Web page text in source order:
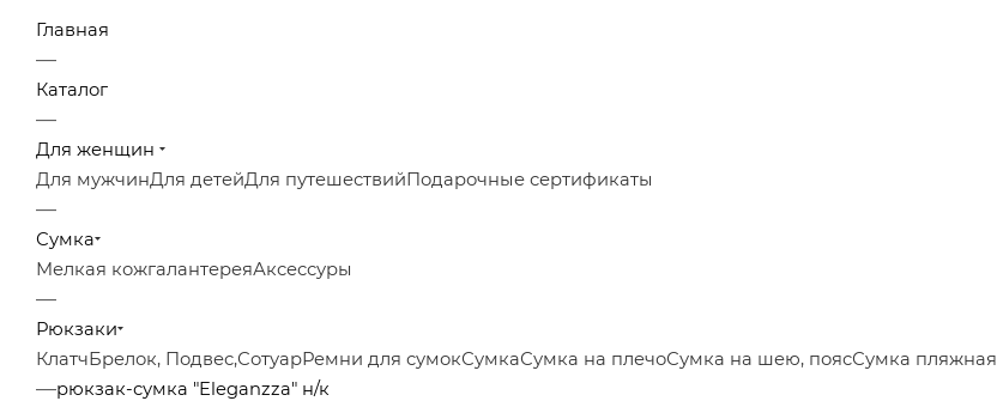
Главная
—
Каталог
—
Для женщин
Для мужчинДля детейДля путешествийПодарочные сертификаты
—
Сумка
Мелкая кожгалантереяАксессуры
—
Рюкзаки
КлатчБрелок, Подвес,СотуарРемни для сумокСумкаСумка на плечоСумка на шею, поясСумка пляжная
—рюкзак-сумка "Eleganzza" н/к